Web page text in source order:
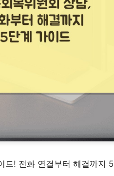
드! 전화 연결부터 해결까지